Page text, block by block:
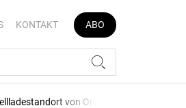
KONTAKT ABO
von Orlen und